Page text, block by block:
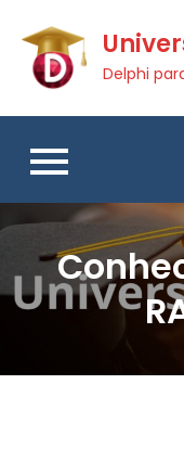
content
Delphi